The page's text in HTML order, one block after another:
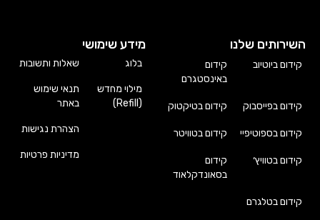
השירותים שלנו
קידום ביוטיוב
קידום
באינסטגרם
קידום בפייסבוק קידום בטיקטוק
קידום בספוטיפיי קידום בטוויטר
קידום בטוויץ׳
קידום
בסאונדקלאוד
קידום בטלגרם
מידע שימושי
בלוג
מילוי מחדש
(Refill)
שאלות ותשובות
תנאי שימוש
באתר
הצהרת נגישות
מדיניות פרטיות